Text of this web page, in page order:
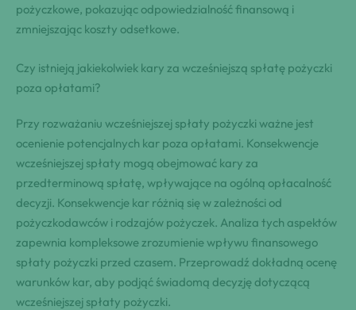
pożyczkowe, pokazując odpowiedzialność finansową i
zmniejszając koszty odsetkowe.
Czy istnieją jakiekolwiek kary za wcześniejszą spłatę pożyczki
poza opłatami?
Przy rozważaniu wcześniejszej spłaty pożyczki ważne jest
ocenienie potencjalnych kar poza opłatami. Konsekwencje
wcześniejszej spłaty mogą obejmować kary za
przedterminową spłatę, wpływające na ogólną opłacalność
decyzji. Konsekwencje kar różnią się w zależności od
pożyczkodawców i rodzajów pożyczek. Analiza tych aspektów
zapewnia kompleksowe zrozumienie wpływu finansowego
spłaty pożyczki przed czasem. Przeprowadź dokładną ocenę
warunków kar, aby podjąć świadomą decyzję dotyczącą
wcześniejszej spłaty pożyczki.